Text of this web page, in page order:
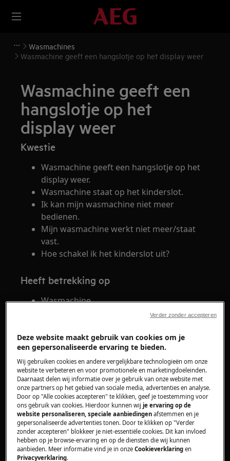
Wasmachines
Wasmachine geeft een hangslotje op het display weer
Wasmachine geeft een
hangslotje op het
display weer
Kwestie
Wasmachine geeft een hangslotje op het
display weer.
Wasmachine staat op het kinderslot.
Ik kan mijn wasmachine niet meer
bedienen.
Mijn wasmachine werkt niet meer/staat
vast.
Hoe schakel ik het kinderslot uit?
Heeft betrekking op
Wasmachine
Een hangslot op het display betekent dat
het kinderslot is geactiveerd.
Als het kinderslot is ingeschakeld, kan je
geen andere handeling meer uitvoeren
dan de wasmachine aan- of uitzetten.
Er bestaat een grote verscheidenheid aan
bedieningspanelen/weergaveconfiguraties.
Gewoonlijk worden de kinderslottoetsen
duidelijk gemarkeerd op het
bedieningspaneel. Onder/naast de 2
Deze website maakt gebruik van cookies om je
een gepersonaliseerde ervaring te bieden.
Wij gebruiken cookies en andere vergelijkbare technologieën om onze
website te verbeteren en voor promotionele en marketingdoeleinden.
Daarnaast delen wij informatie over je gebruik van onze website met
onze partners op het gebied van sociale media, advertenties en analyse.
Door op "Alle cookies accepteren" te klikken, geef je toestemming voor
ons gebruik van cookies. Hierdoor kunnen wijje ervaring op de
website personaliseren, speciale aanbiedingen afstemmen en je
gepersonaliseerde advertenties tonen. Door te klikken op "Verder
zonder accepteren" blokkeer je niet-essentiële cookies. Dit kan invloed
hebben op je browse-ervaring en op de diensten die wij kunnen
aanbieden. Meer informatie vind je in onzeCookieverklaring en
Privacyverklaring.
Verder zonder accepteren